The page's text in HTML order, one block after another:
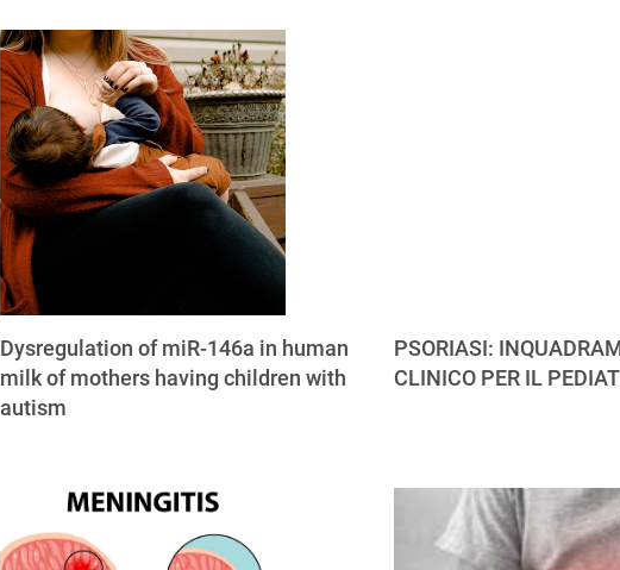
Dysregulation of miR-146a in human
milk of mothers having children with
autism
PSORIASI:
CLINICO PER IL